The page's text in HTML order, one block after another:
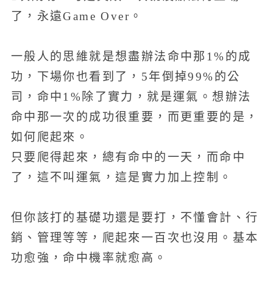
了，永遠Game Over。
一般人的思維就是想盡辦法命中那1%的成
功，下場你也看到了，5年倒掉99%的公
司，命中1%除了實力，就是運氣。想辦法
命中那一次的成功很重要，而更重要的是，
如何爬起來。
只要爬得起來，總有命中的一天，而命中
了，這不叫運氣，這是實力加上控制。
但你該打的基礎功還是要打，不懂會計、行
銷、管理等等，爬起來一百次也沒用。基本
功愈強，命中機率就愈高。